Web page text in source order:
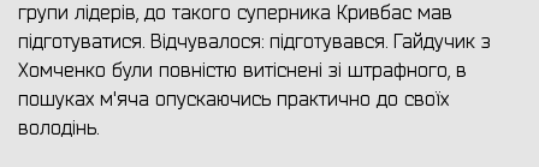
групи лідерів, до такого суперника Кривбас мав
підготуватися. Відчувалося: підготувався. Гайдучик з
Хомченко були повністю витіснені зі штрафного, в
пошуках м'яча опускаючись практично до своїх
володінь.